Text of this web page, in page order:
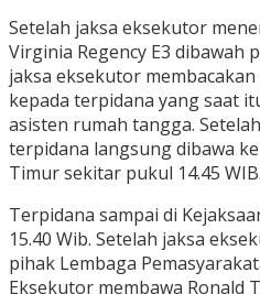
Setelah jaksa eksekutor
Virginia Regency E3 dibawah
jaksa eksekutor
kepada terpidana yang saat
asisten rumah tangga.
terpidana langsung dibawa
Timur sekitar pukul 14.45 WIB.
Terpidana sampai di
15.40 Wib. Setelah jaksa
pihak Lembaga
Eksekutor membawa Ronald